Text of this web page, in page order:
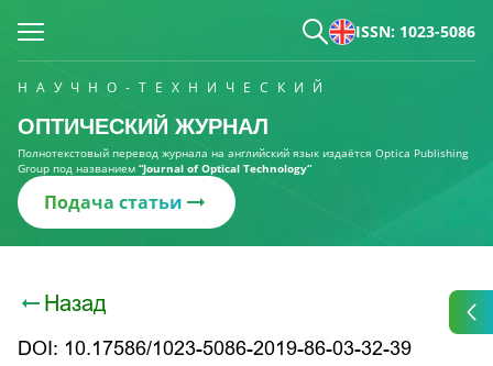
ISSN: 1023-5086
НАУЧНО-ТЕХНИЧЕСКИЙ
ОПТИЧЕСКИЙ ЖУРНАЛ
Полнотекстовый перевод журнала на английский язык издаётся Optica Publishing
Group под названием “Journal of Optical Technology“
Подача статьи
Назад
DOI: 10.17586/1023-5086-2019-86-03-32-39